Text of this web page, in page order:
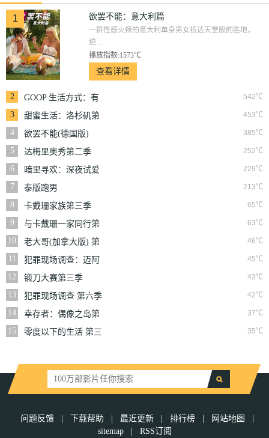
1 欲罢不能：意大利篇
一群性感火辣的意大利单身男女抵达天堂般的胜地，
迫...
播放指数:1573℃
查看详情
2 542℃
GOOP 生活方式：有
情有性 第一季
3 453℃
甜蜜生活：洛杉矶第
二季
4 385℃
欲罢不能(德国版)
5
252℃
达梅里奥秀第二季
6
229℃
暗里寻欢：深夜试爱
实验
7 213℃
泰版跑男
8
65℃
卡戴珊家族第三季
9
63℃
与卡戴珊一家同行第
七季
10 46℃
老大哥(加拿大版) 第
三季
11 45℃
犯罪现场调查：迈阿
密 第六季
12 43℃
锻刀大赛第三季
13
42℃
犯罪现场调查 第六季
14
37℃
幸存者：偶像之岛第
三十九季
15 35℃
零度以下的生活 第三
问题反馈 下载帮助 最近更新 排行榜 网站地图
sitemap
RSS订阅